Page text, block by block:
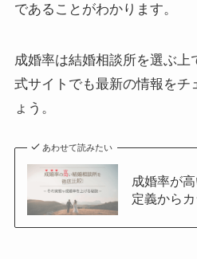
であることがわかります。
成婚率は結婚相談所を選ぶ上
式サイトでも最新の情報をチ
ょう。
あわせて読みたい
成婚率が
定義から